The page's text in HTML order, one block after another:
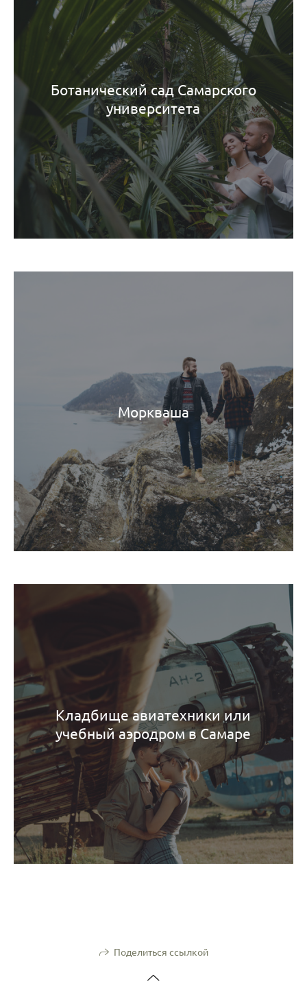
Ботанический сад Самарского
университета
Моркваша
Кладбище авиатехники или
учебный аэродром в Самаре
Поделиться ссылкой